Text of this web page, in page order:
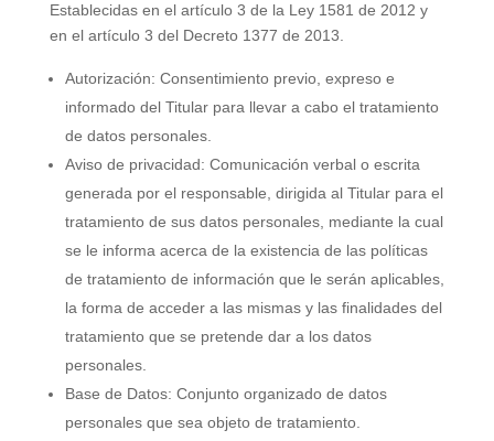
Establecidas en el artículo 3 de la Ley 1581 de 2012 y
en el artículo 3 del Decreto 1377 de 2013.
Autorización: Consentimiento previo, expreso e
informado del Titular para llevar a cabo el tratamiento
de datos personales.
Aviso de privacidad: Comunicación verbal o escrita
generada por el responsable, dirigida al Titular para el
tratamiento de sus datos personales, mediante la cual
se le informa acerca de la existencia de las políticas
de tratamiento de información que le serán aplicables,
la forma de acceder a las mismas y las finalidades del
tratamiento que se pretende dar a los datos
personales.
Base de Datos: Conjunto organizado de datos
personales que sea objeto de tratamiento.